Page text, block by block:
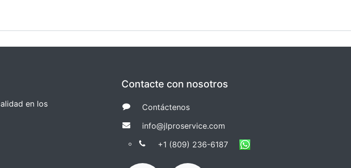
en los
Contacte con nosotros
Co​​ntáctenos
info@jlproservice.com
+1 (809) 236-61​​87